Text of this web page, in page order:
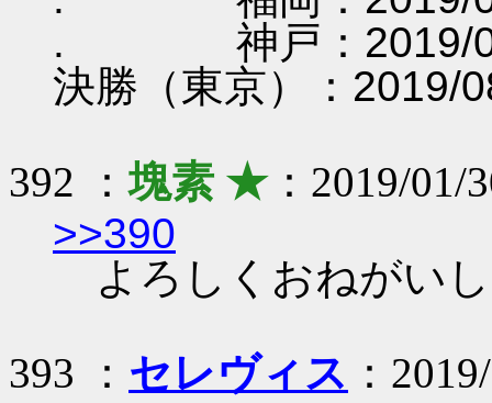
. 神戸：2019/
決勝（東京）：2019/
392 ：塊素 ★：2019/01/
>>390
よろしくおねがい
393 ： セレヴィス ：